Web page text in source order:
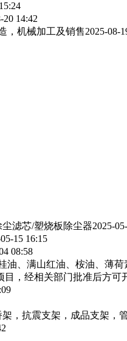
20 14:42
，机械加工及销售2025-08-
滤芯/塑烧板除尘器2025-
15 16:15
08:58
油、满山红油、桉油、薄
，经相关部门批准后方可
，抗震支架，成品支架，